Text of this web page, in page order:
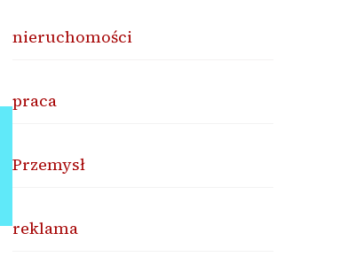
nieruchomości
praca
Przemysł
reklama